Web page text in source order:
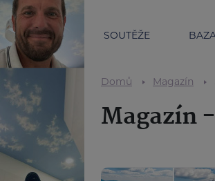
SOUTĚŽE
Domů Magazín
Magazín